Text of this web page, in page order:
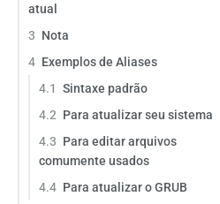
atual
3 Nota
4 Exemplos de Aliases
4.1
Sintaxe padrão
4.2 Para atualizar seu sistema
4.3 Para editar arquivos
comumente usados
4.4 Para atualizar o GRUB